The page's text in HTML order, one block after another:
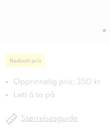
Nedsatt pris
Opprinnelig pris: 350 kr
Lett å ta på
Størrelsesguide